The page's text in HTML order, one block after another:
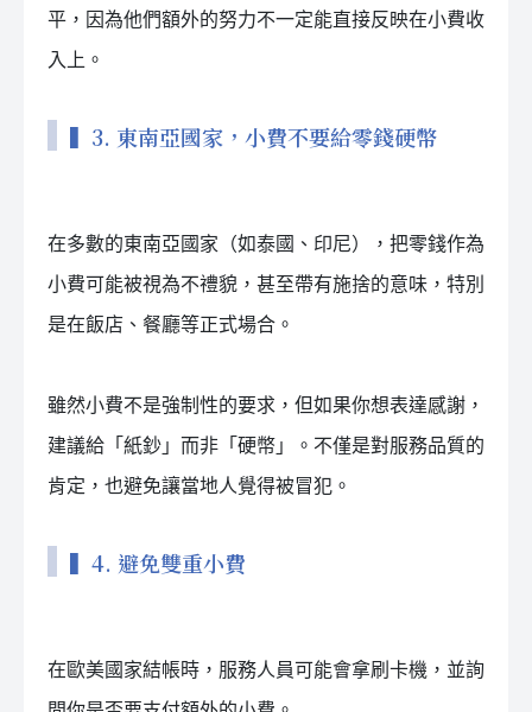
平，因為他們額外的努力不一定能直接反映在小費收
入上。
▍3. 東南亞國家，小費不要給零錢硬幣
在多數的東南亞國家（如泰國、印尼），把零錢作為
小費可能被視為不禮貌，甚至帶有施捨的意味，特別
是在飯店、餐廳等正式場合。
雖然小費不是強制性的要求，但如果你想表達感謝，
建議給「紙鈔」而非「硬幣」。不僅是對服務品質的
肯定，也避免讓當地人覺得被冒犯。
▍4. 避免雙重小費
在歐美國家結帳時，服務人員可能會拿刷卡機，並詢